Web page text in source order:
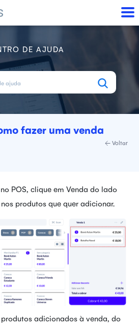
DE AJUDA
fazer uma venda
Voltar
POS, clique em Venda do lado
produtos que quer adicionar.
adicionados à venda, do